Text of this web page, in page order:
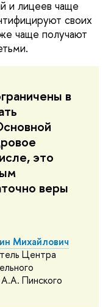
и лицеев чаще
своих
чаще получают
в
это
веры
Михайлович
Центра
Пинского